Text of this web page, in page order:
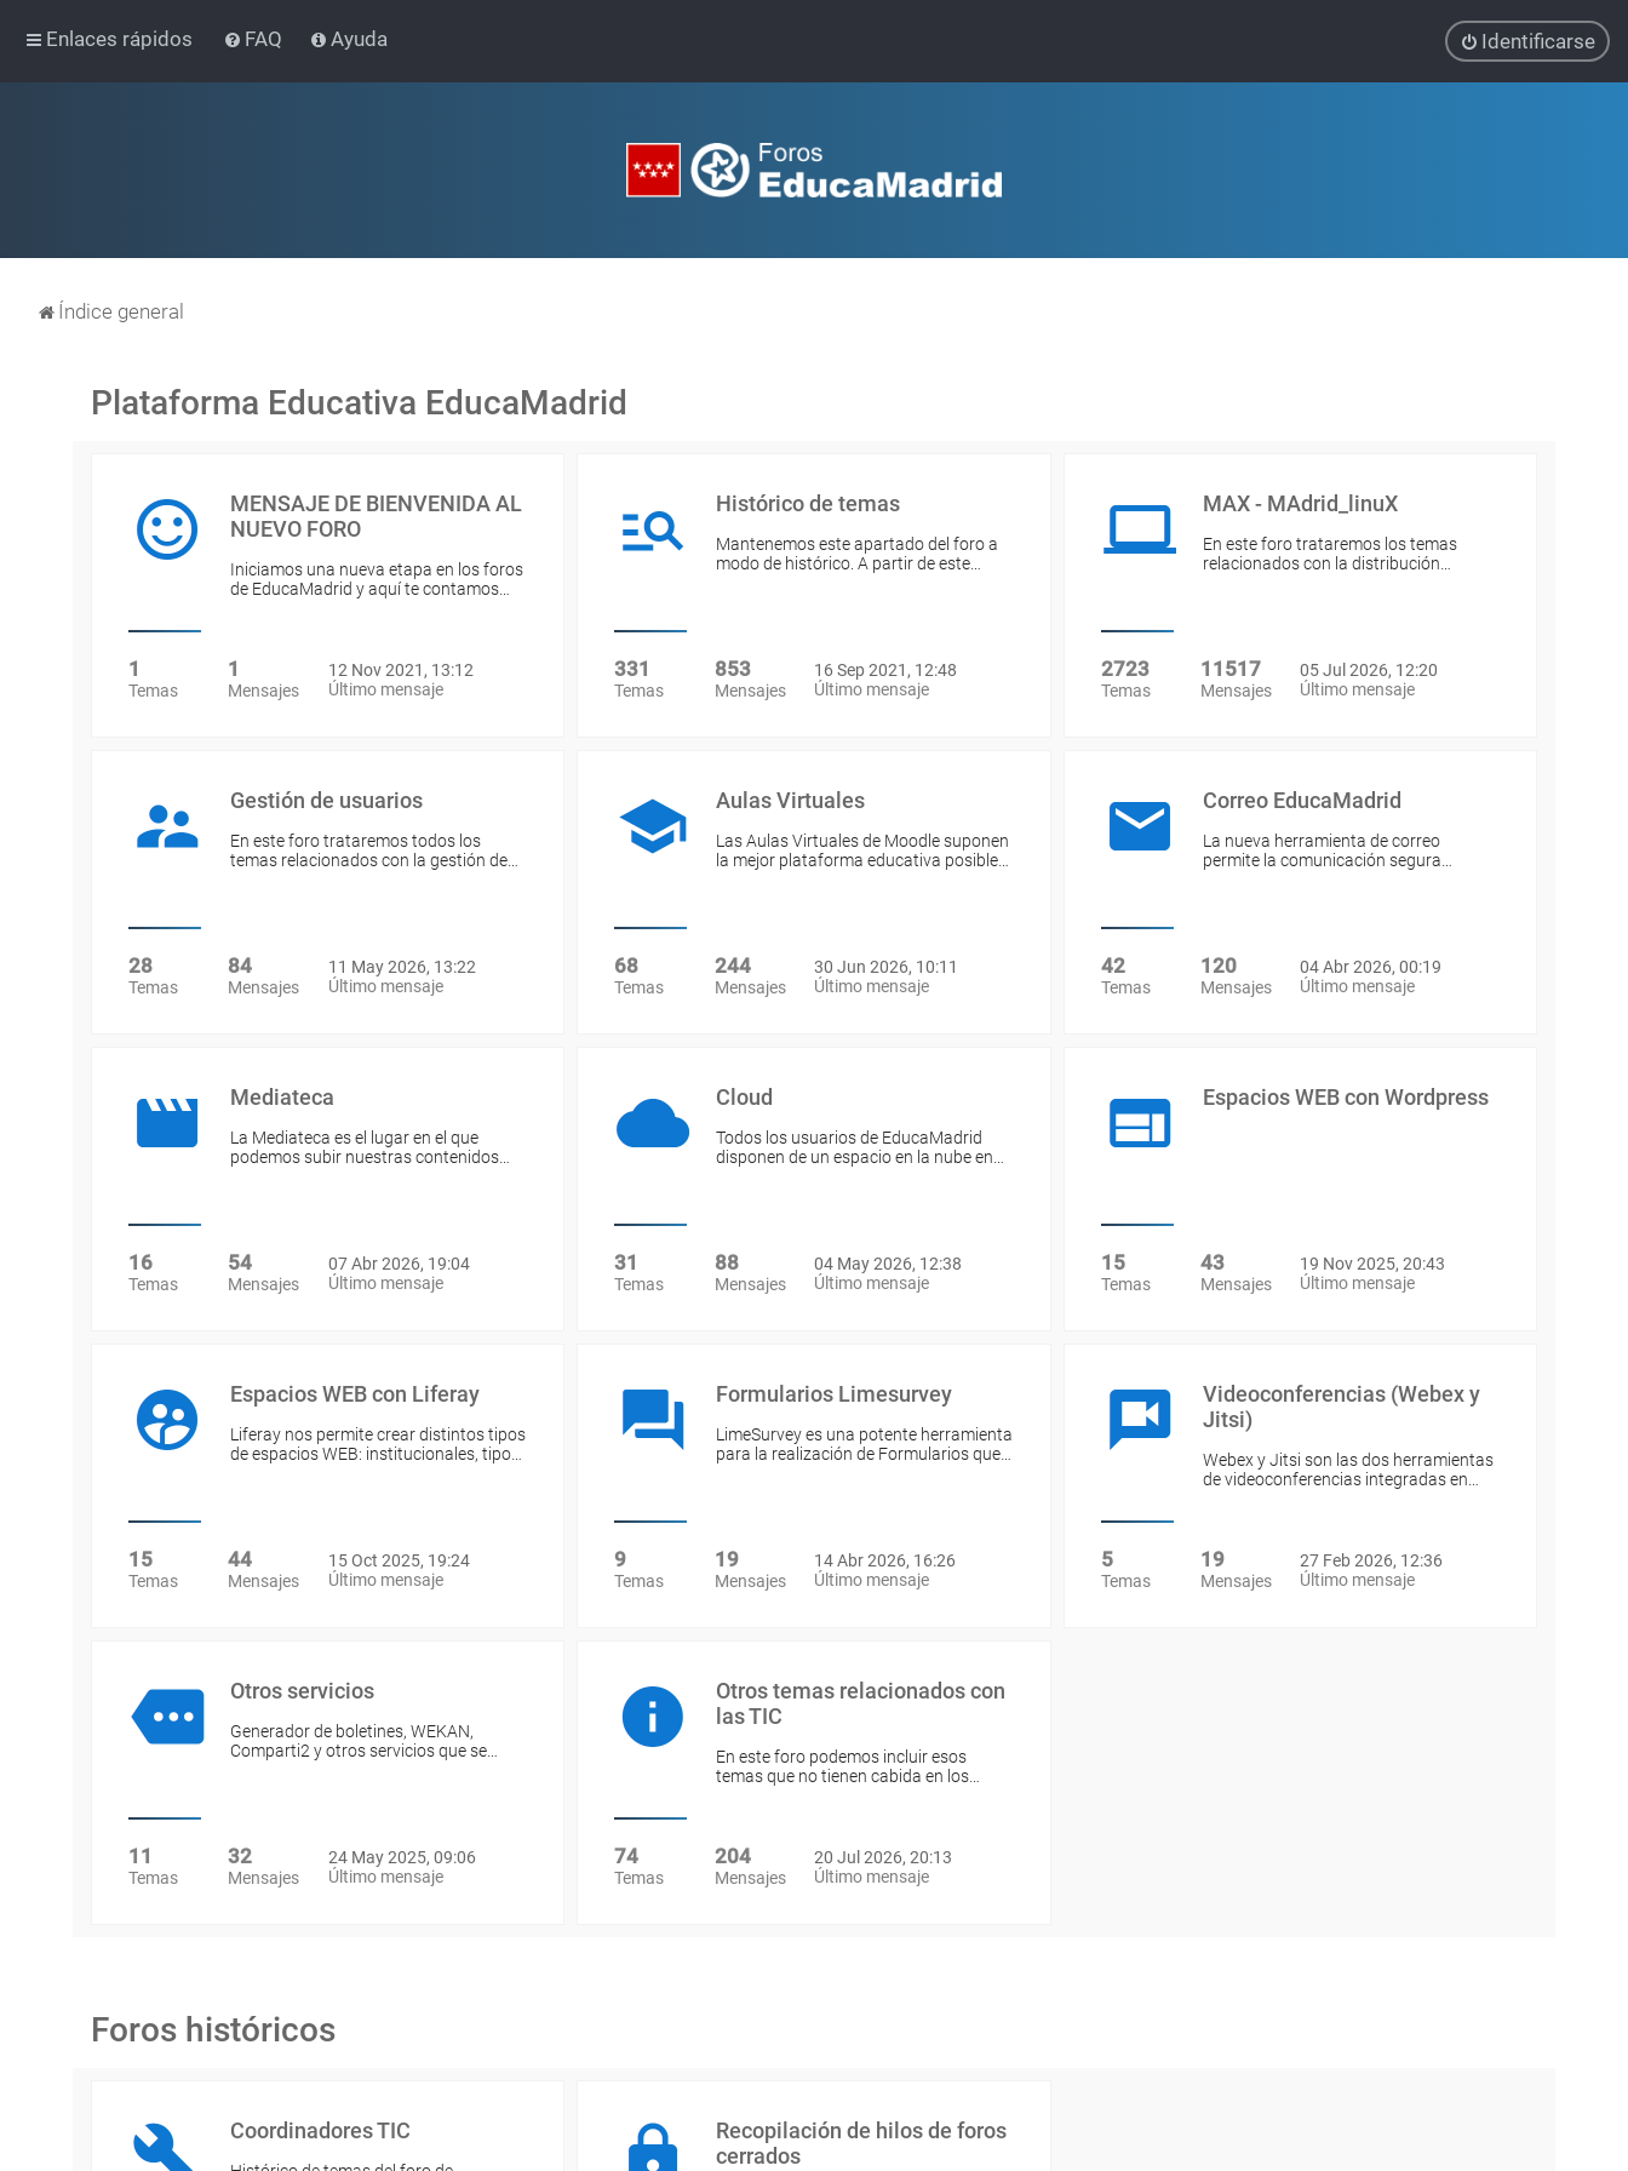
Enlaces rápidos FAQ Ayuda Identificarse
Índice general
Plataforma Educativa EducaMadrid
MENSAJE DE BIENVENIDA AL
NUEVO FORO
Iniciamos una nueva etapa en los foros
de EducaMadrid y aquí te contamos…
1
Temas
1
Mensajes
12 Nov 2021, 13:12
Último mensaje
Histórico de temas
Mantenemos este apartado del foro a
modo de histórico. A partir de este…
331
Temas
853
Mensajes
16 Sep 2021, 12:48
Último mensaje
MAX - MAdrid_linuX
En este foro trataremos los temas
relacionados con la distribución…
2723
Temas
11517
Mensajes
05 Jul 2026, 12:20
Último mensaje
Gestión de usuarios
En este foro trataremos todos los
temas relacionados con la gestión de…
28
Temas
84
Mensajes
11 May 2026, 13:22
Último mensaje
Aulas Virtuales
Las Aulas Virtuales de Moodle suponen
la mejor plataforma educativa posible…
68
Temas
244
Mensajes
30 Jun 2026, 10:11
Último mensaje
Correo EducaMadrid
La nueva herramienta de correo
permite la comunicación segura…
42
Temas
120
Mensajes
04 Abr 2026, 00:19
Último mensaje
Mediateca
La Mediateca es el lugar en el que
podemos subir nuestras contenidos…
16
Temas
54
Mensajes
07 Abr 2026, 19:04
Último mensaje
Cloud
Todos los usuarios de EducaMadrid
disponen de un espacio en la nube en…
31
Temas
88
Mensajes
04 May 2026, 12:38
Último mensaje
Espacios WEB con Wordpress
15
Temas
43
Mensajes
19 Nov 2025, 20:43
Último mensaje
Espacios WEB con Liferay
Liferay nos permite crear distintos tipos
de espacios WEB: institucionales, tipo…
15
Temas
44
Mensajes
15 Oct 2025, 19:24
Último mensaje
Formularios Limesurvey
LimeSurvey es una potente herramienta
para la realización de Formularios que…
9
Temas
19
Mensajes
14 Abr 2026, 16:26
Último mensaje
Videoconferencias (Webex y
Jitsi)
Webex y Jitsi son las dos herramientas
de videoconferencias integradas en…
5
Temas
19
Mensajes
27 Feb 2026, 12:36
Último mensaje
Otros servicios
Generador de boletines, WEKAN,
Comparti2 y otros servicios que se…
11
Temas
32
Mensajes
24 May 2025, 09:06
Último mensaje
Otros temas relacionados con
las TIC
En este foro podemos incluir esos
temas que no tienen cabida en los…
74
Temas
204
Mensajes
20 Jul 2026, 20:13
Último mensaje
Foros históricos
Coordinadores TIC
Recopilación de hilos de foros
cerrados